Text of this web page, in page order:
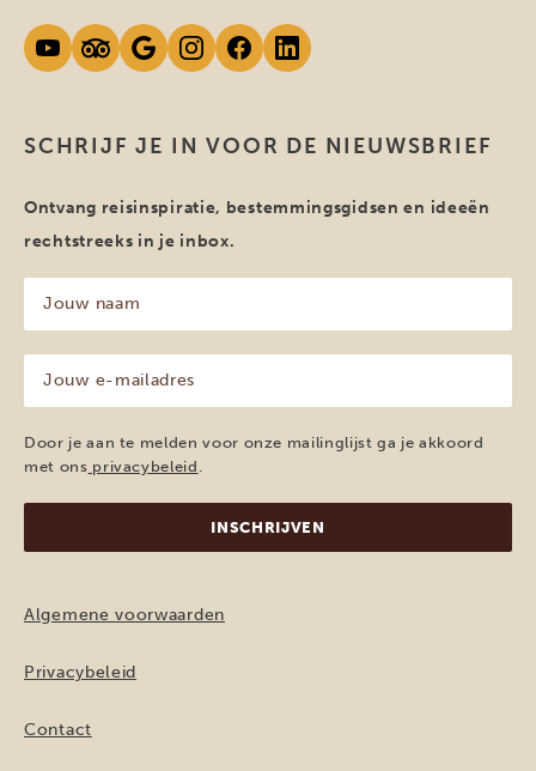
SCHRIJF JE IN VOOR DE NIEUWSBRIEF
Ontvang reisinspiratie, bestemmingsgidsen en ideeën
rechtstreeks in je inbox.
naam
(Vereist)
mailadres
(Vereist)
Door je aan te melden voor onze mailinglijst ga je akkoord
met ons privacybeleid .
Algemene voorwaarden
Privacybeleid
Contact